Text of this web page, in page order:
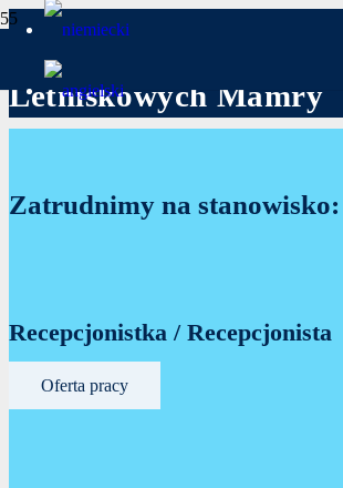
Oferty Pracy w Domach
Letniskowych Mamry
Zatrudnimy na stanowisko:
Recepcjonistka / Recepcjonista
Oferta pracy